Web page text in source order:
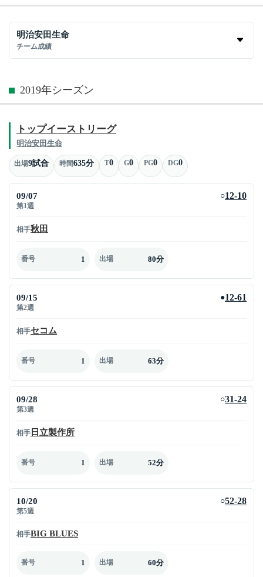
明治安田生命
チーム成績
2019年シーズン
トップイーストリーグ
明治安田生命
出場9試合 時間635分 T0 G0 PG0 DG0
09/07
第1週
○12-10
相手秋田
番号 1 出場 80分
09/15
第2週
●12-61
相手セコム
番号 1 出場 63分
09/28
第3週
○31-24
相手 日立製作所
番号 1 出場 52分
10/20
第5週
○52-28
相手BIG BLUES
番号 1 出場 60分